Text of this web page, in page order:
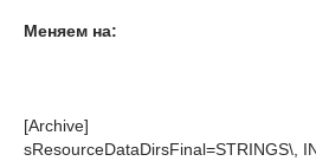
Меняем на:
[Archive]
sResourceDataDirsFinal=STRINGS\,